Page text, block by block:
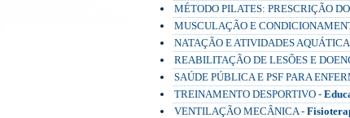
MÉTODO PILATES: PRESCRIÇÃO
MUSCULAÇÃO E
NATAÇÃO E ATIVIDADES
REABILITAÇÃO DE LESÕES E
SAÚDE PÚBLICA E PSF PARA
TREINAMENTO DESPORTIVO -
VENTILAÇÃO MECÂNICA -